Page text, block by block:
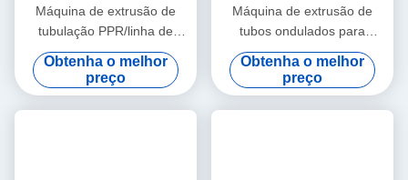
Máquina de extrusão de
tubulação PPR/linha de
produção 20-63 da
tubulação PPR
Obtenha o melhor
preço
Máquina de extrusão de
tubos ondulados para
materiais granulados de PE
e PVC
Obtenha o melhor
preço